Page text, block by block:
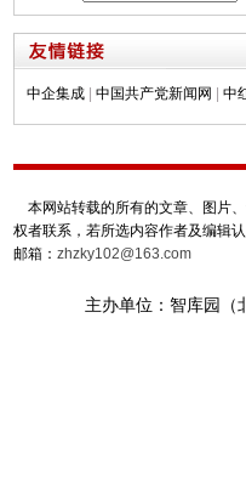
中企集成 中国共产党新闻网 中
本网站转载的所有的文章、图片
权者联系，若所选内容作者及编辑
邮箱： zhzky102@163.com
主办单位：智库园